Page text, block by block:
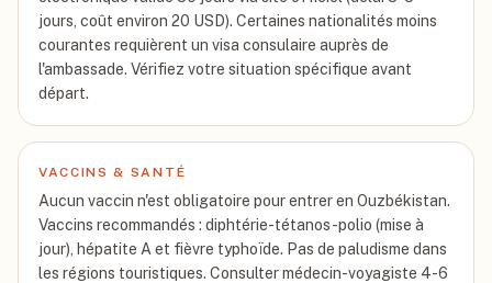
jours, coût environ 20 USD). Certaines nationalités moins
courantes requièrent un visa consulaire auprès de
l'ambassade. Vérifiez votre situation spécifique avant
départ.
VACCINS & SANTÉ
Aucun vaccin n'est obligatoire pour entrer en Ouzbékistan.
Vaccins recommandés : diphtérie-tétanos-polio (mise à
jour), hépatite A et fièvre typhoïde. Pas de paludisme dans
les régions touristiques. Consulter médecin-voyagiste 4-6